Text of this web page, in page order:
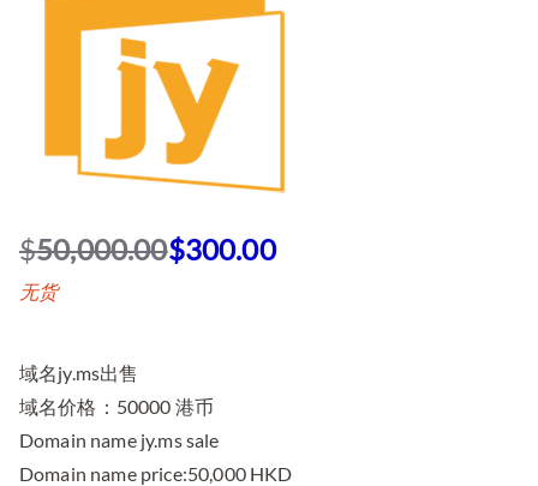
$50,000.00
原
价
$
5
0
,
$300.00
当
前
为
：
$
3
域名jy.ms出售
域名价格：50000 港币
Domain name jy.ms sale
Domain name price:50,000 HKD
无货